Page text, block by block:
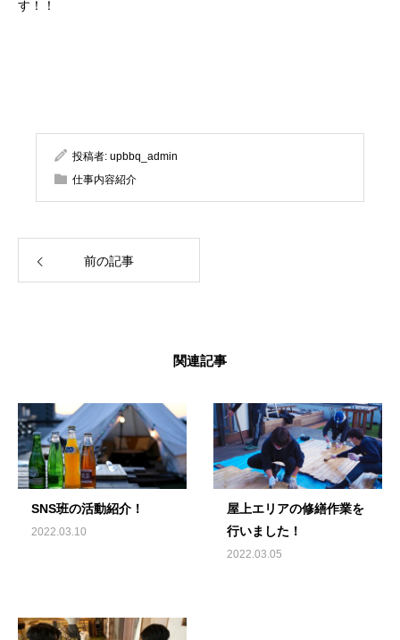
す！！
投稿者: upbbq_admin
仕事内容紹介
前の記事
関連記事
SNS班の活動紹介！
2022.03.10
屋上エリアの修繕作業を
行いました！
2022.03.05